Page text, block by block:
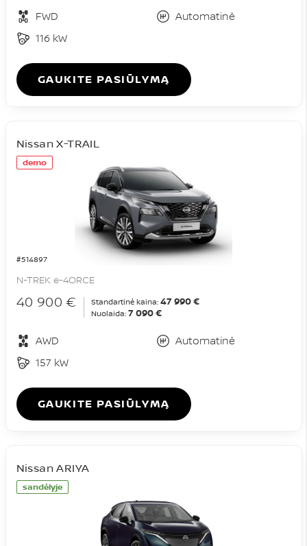
FWD
Automatinė
116 kW
GAUKITE PASIŪLYMĄ
demo
#514897
Nissan X-TRAIL
N-TREK e-4ORCE
40 900 € Standartinė kaina: 47 990 €
Nuolaida: 7 090 €
AWD
Automatinė
157 kW
GAUKITE PASIŪLYMĄ
sandėlyje
Nissan ARIYA